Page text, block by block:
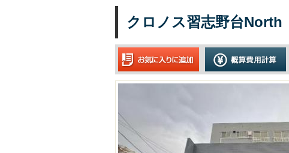
クロノス習志野台North